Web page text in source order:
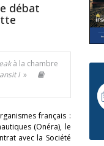
débat
à la chambre
I»
français :
(Onéra), le
avec la Société